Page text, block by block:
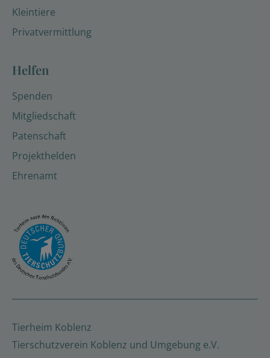
Kleintiere
Privatvermittlung
Helfen
Spenden
Mitgliedschaft
Patenschaft
Projekthelden
Ehrenamt
Tierheim Koblenz
Tierschutzverein Koblenz und Umgebung e.V.